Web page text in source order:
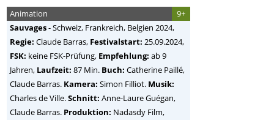
9+
Animation
Sauvages-Schweiz, Frankreich, Belgien 2024,
Regie: Claude Barras, Festivalstart: 25.09.2024,
FSK: keine FSK-Prüfung, Empfehlung: ab 9
Jahren, Laufzeit: 87 Min. Buch: Catherine Paillé,
Claude Barras. Kamera: Simon Filliot. Musik:
Charles de Ville.Schnitt: Anne-Laure Guégan,
Claude Barras. Produktion: Nadasdy Film,